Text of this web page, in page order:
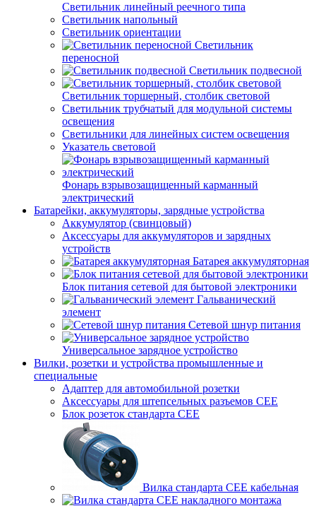
Светильник линейный реечного типа
Светильник напольный
Светильник ориентации
Светильник
переносной
Светильник подвесной
Светильник торшерный, столбик световой
Светильник трубчатый для модульной системы
освещения
Светильники для линейных систем освещения
Указатель световой
Фонарь взрывозащищенный карманный
электрический
Батарейки, аккумуляторы, зарядные устройства
Аккумулятор (свинцовый)
Аксессуары для аккумуляторов и зарядных
устройств
Батарея аккумуляторная
Блок питания сетевой для бытовой электроники
Гальванический
элемент
Сетевой шнур питания
Универсальное зарядное устройство
Вилки, розетки и устройства промышленные и
специальные
Адаптер для автомобильной розетки
Аксессуары для штепсельных разъемов CEE
Блок розеток стандарта CEE
Вилка стандарта CEE кабельная